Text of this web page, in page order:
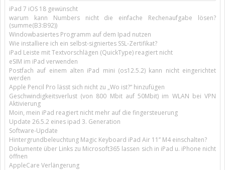
iPad 7 iOS 18 gewünscht
warum kann Numbers nicht die einfache Rechenaufgabe lösen?
(summe(B3:B92))
Windowbasiertes Programm auf dem Ipad nutzen
Wie installiere ich ein selbst-signiertes SSL-Zertifikat?
iPad Leiste mit Textvorschlägen (QuickType) reagiert nicht
eSIM im iPad verwenden
Postfach auf einem alten iPad mini (os12.5.2) kann nicht eingerichtet
werden
Apple Pencil Pro lässt sich nicht zu „Wo ist?“ hinzufügen
Geschwindigkeitsverlust (von 800 Mbit auf 50Mbit) im WLAN bei VPN
Aktivierung
Moin, mein iPad reagiert nicht mehr auf die fingersteuerung
Update 26.5.2 eines ipad 3. Generation
Software-Update
Hintergrundbeleuchtung Magic Keyboard iPad Air 11’’ M4 einschalten?
Dokumente über Links zu Microsoft365 lassen sich in iPad u. iPhone nicht
öffnen
AppleCare Verlängerung